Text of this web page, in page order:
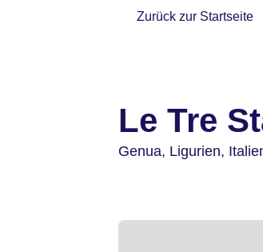
Zurück zur Startseite
Le Tre
Genua, Ligurien,